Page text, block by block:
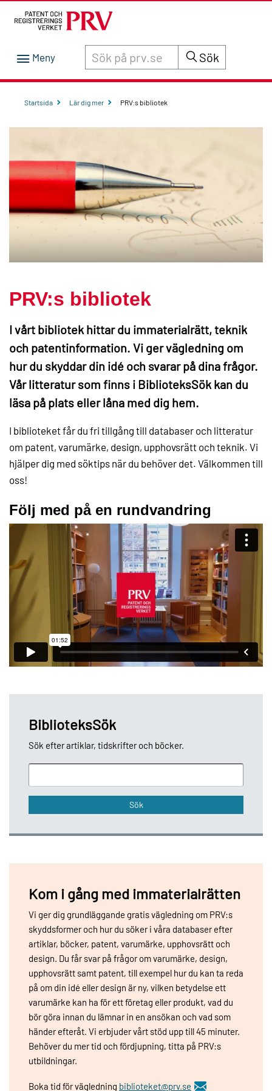
Sök innehåll på siten prv.se Sök
Startsida Lär dig mer PRV:s bibliotek
PRV:s bibliotek
I vårt bibliotek hittar du immaterialrätt, teknik
och patentinformation. Vi ger vägledning om
hur du skyddar din idé och svarar på dina frågor.
Vår litteratur som finns i BiblioteksSök kan du
läsa på plats eller låna med dig hem.
I biblioteket får du fri tillgång till databaser och litteratur
om patent, varumärke, design, upphovsrätt och teknik. Vi
hjälper dig med söktips när du behöver det. Välkommen till
oss!
Följ med på en rundvandring
BiblioteksSök
Sök efter artiklar, tidskrifter och böcker.
Kom i gång med immaterialrätten
Vi ger dig grundläggande gratis vägledning om PRV:s
skyddsformer och hur du söker i våra databaser efter
artiklar, böcker, patent, varumärke, upphovsrätt och
design. Du får svar på frågor om varumärke, design,
upphovsrätt samt patent, till exempel hur du kan ta reda
på om din idé eller design är ny, vilken betydelse ett
varumärke kan ha för ett företag eller produkt, vad du
bör göra innan du lämnar in en ansökan och vad som
händer efteråt. Vi erbjuder vårt stöd upp till 45 minuter.
Behöver du mer tid och fördjupning, titta på PRV:s
utbildningar.
Boka tid för vägledning biblioteket@prv.se